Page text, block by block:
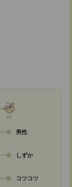
60
男性
しずか
コツコツ